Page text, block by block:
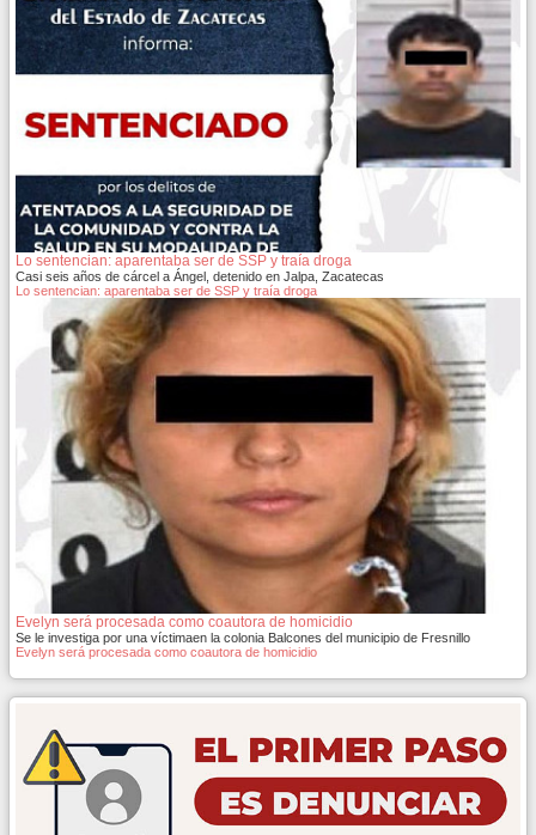
Lo sentencian: aparentaba ser de SSP y traía droga
Casi seis años de cárcel a Ángel, detenido en Jalpa, Zacatecas
Lo sentencian: aparentaba ser de SSP y traía droga
Evelyn será procesada como coautora de homicidio
Se le investiga por una víctimaen la colonia Balcones del municipio de Fresnillo
Evelyn será procesada como coautora de homicidio